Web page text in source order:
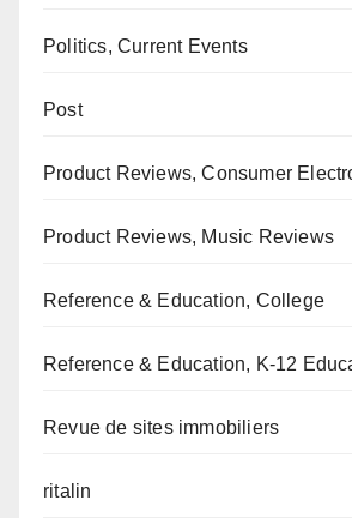
Politics, Current Events
Post
Product Reviews, Consumer
Product Reviews, Music Reviews
Reference & Education, College
Reference & Education, K-12
Revue de sites immobiliers
ritalin